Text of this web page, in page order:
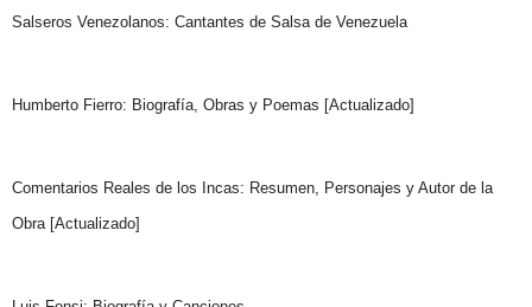
Salseros Venezolanos: Cantantes de Salsa de Venezuela
Humberto Fierro: Biografía, Obras y Poemas [Actualizado]
Comentarios Reales de los Incas: Resumen, Personajes y Autor de la
Obra [Actualizado]